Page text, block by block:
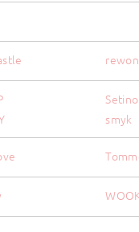
rewon
Setino
smyk